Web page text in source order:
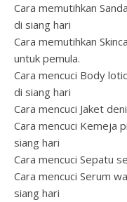
Cara memutihkan
di siang hari
Cara memutihkan
untuk pemula.
Cara mencuci Body
di siang hari
Cara mencuci Jaket
Cara mencuci Kemeja
siang hari
Cara mencuci Sepatu
Cara mencuci Serum
siang hari